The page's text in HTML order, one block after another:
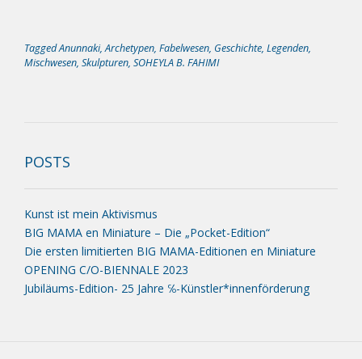
TaggedAnunnaki,Archetypen, Fabelwesen, Geschichte, Legenden,
Mischwesen, Skulpturen, SOHEYLA B. FAHIMI
POSTS
Kunst ist mein Aktivismus
BIG MAMA en Miniature – Die „Pocket-Edition“
Die ersten limitierten BIG MAMA-Editionen en Miniature
OPENING C/O-BIENNALE 2023
Jubiläums-Edition- 25 Jahre ℅-Künstler*innenförderung